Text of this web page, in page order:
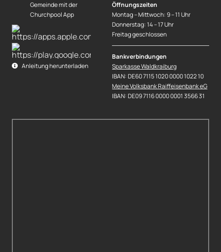
Gemeinde mit der
Churchpool App
Anleitung herunterladen
Öffnungszeiten
Montag – Mittwoch: 9 – 11 Uhr
Donnerstag: 14 – 17 Uhr
Freitag geschlossen
Bankverbindungen
Sparkasse Waldkraiburg
IBAN: DE60 7115 1020 0000 1022 10
Meine Volksbank Raiffeisenbank eG
IBAN: DE09 7116 0000 0001 3566 31